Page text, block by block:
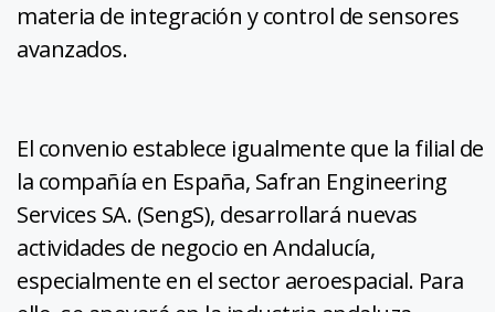
materia de integración y control de sensores
avanzados.
El convenio establece igualmente que la filial de
la compañía en España, Safran Engineering
Services SA. (SengS), desarrollará nuevas
actividades de negocio en Andalucía,
especialmente en el sector aeroespacial. Para